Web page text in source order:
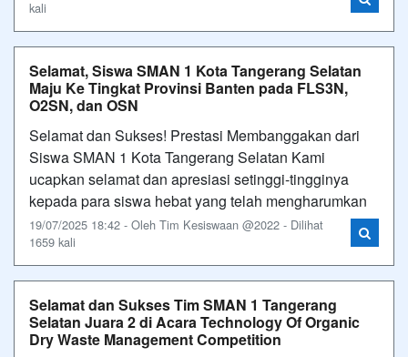
kali
Selamat, Siswa SMAN 1 Kota Tangerang Selatan
Maju Ke Tingkat Provinsi Banten pada FLS3N,
O2SN, dan OSN
Selamat dan Sukses! Prestasi Membanggakan dari
Siswa SMAN 1 Kota Tangerang Selatan Kami
ucapkan selamat dan apresiasi setinggi-tingginya
kepada para siswa hebat yang telah mengharumkan
19/07/2025 18:42 - Oleh Tim Kesiswaan @2022 - Dilihat
1659 kali
Selamat dan Sukses Tim SMAN 1 Tangerang
Selatan Juara 2 di Acara Technology Of Organic
Dry Waste Management Competition